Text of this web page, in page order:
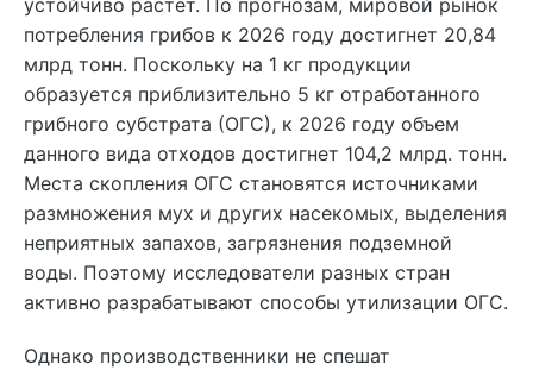
устойчиво растет. По прогнозам, мировой рынок
потребления грибов к 2026 году достигнет 20,84
млрд тонн. Поскольку на 1 кг продукции
образуется приблизительно 5 кг отработанного
грибного субстрата (ОГС), к 2026 году объем
данного вида отходов достигнет 104,2 млрд. тонн.
Места скопления ОГС становятся источниками
размножения мух и других насекомых, выделения
неприятных запахов, загрязнения подземной
воды. Поэтому исследователи разных стран
активно разрабатывают способы утилизации ОГС.
Однако производственники не спешат